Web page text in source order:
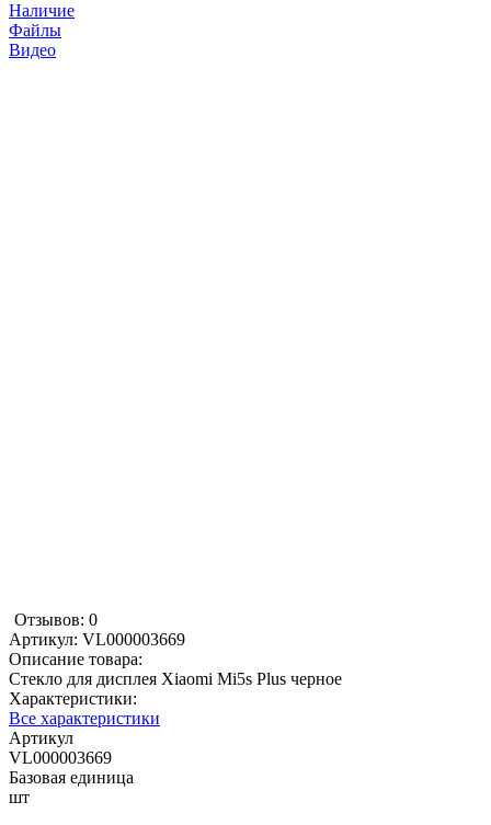
Наличие
Файлы
Видео
Отзывов: 0
Артикул: VL000003669
Описание товара:
Стекло для дисплея Xiaomi Mi5s Plus черное
Характеристики:
Все характеристики
Артикул
VL000003669
Базовая единица
шт